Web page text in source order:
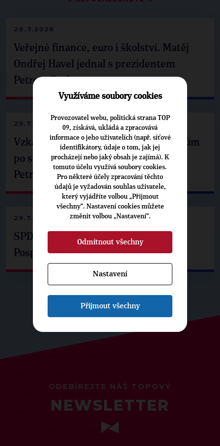
28.7.2026
Veřejné finance, euro i školství. Matěj
Ondřej Havel jednal s prezidentem
Petrem Pavlem
29.7.2026
Vzkaz Matěje Ondřeje Havla příznivcům
po setkání s prezidentem republiky
Petrem Pavlem
29.7.2026
SPD už není ve zprávě o extremismu.
Pospíšil: Je tu pachuť
ODEBÍREJTE NÁŠ TOPOVÝ
NEWSLETTER
Využíváme soubory cookies
Provozovatel webu, politická strana TOP
09, získává, ukládá a zpracovává
informace o jeho uživatelích (např. síťové
identifikátory, údaje o tom, jak jej
procházejí nebo jaký obsah je zajímá). K
tomuto účelu využívá soubory cookies.
Pro některé účely zpracování těchto
údajů je vyžadován souhlas uživatele,
který vyjádříte volbou „Přijmout
všechny“. Nastavení cookies můžete
změnit volbou „Nastavení“.
Odmítnout všechny
Nastavení
Přijmout všechny